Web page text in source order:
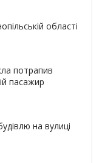
області
потрапив
пасажир
на вулиці